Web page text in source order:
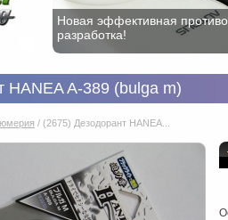
Новая эффективная
разработка!
HANEA A-389 (bulga m)
/ (2675) Дезодорант HANEA...